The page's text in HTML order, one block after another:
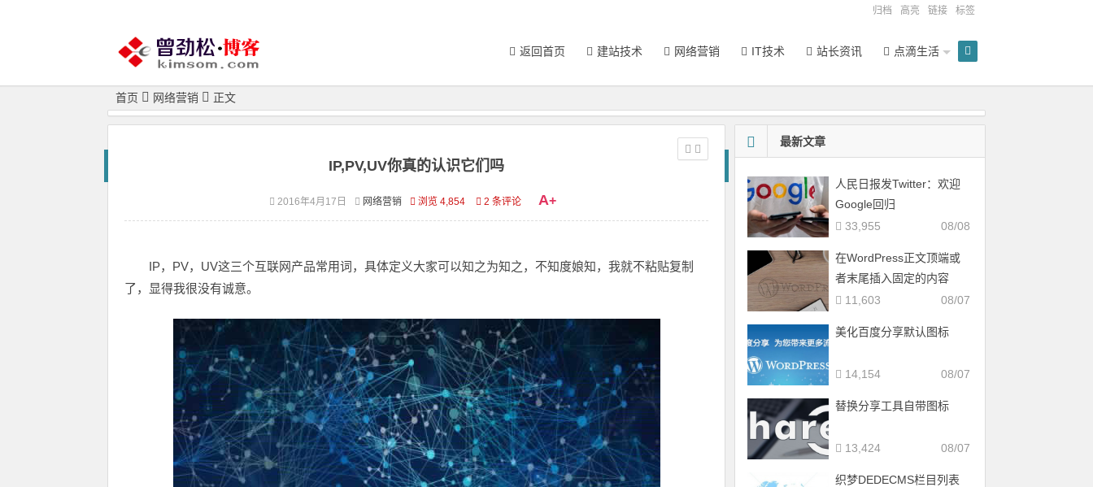
归档 高亮 链接 标签
返回首页 建站技术 网络营销 IT技术 站长资讯 点滴生活
首页 网络营销 正文
IP,PV,UV你真的认识它们吗
2016年4月17日 网络营销 浏览 4,854 2 条评论 A+
IP，PV，UV这三个互联网产品常用词，具体定义大家可以知之为知之，不知度娘知，我就不粘贴复制
了，显得我很没有诚意。
最新文章
人民日报发Twitter：欢迎
Google回归
08/08
33,955
在WordPress正文顶端或
者末尾插入固定的内容
08/07
11,603
美化百度分享默认图标
08/07
14,154
替换分享工具自带图标
08/07
13,424
织梦DEDECMS栏目列表